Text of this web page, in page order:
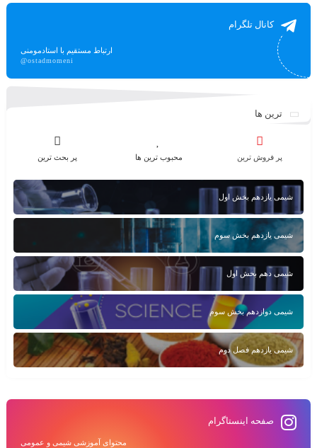
کانال تلگرام
ارتباط مستقیم با استادمومنی
@ostadmomeni
ترین ها
پر فروش ترین محبوب ترین ها پر بحث ترین
شیمی یازدهم بخش اول
شیمی یازدهم بخش سوم
شیمی دهم بخش اول
شیمی دوازدهم بخش سوم
شیمی یازدهم فصل دوم
صفحه اینستاگرام
محتوای آموزشی شیمی و عمومی